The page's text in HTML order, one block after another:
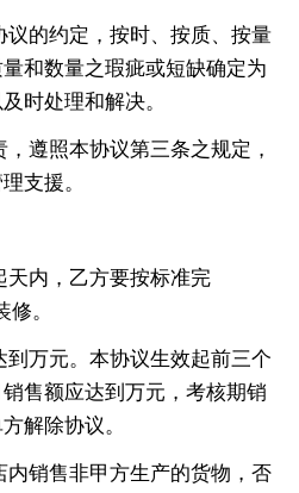
议的约定，按时、按质、按量
和数量之瑕疵或短缺确定为
时处理和解决。
遵照本协议第三条之规定，
支援。
天内，乙方要按标准完
。
到万元。本协议生效起前三个
售额应达到万元，考核期销
解除协议。
内销售非甲方生产的货物，否